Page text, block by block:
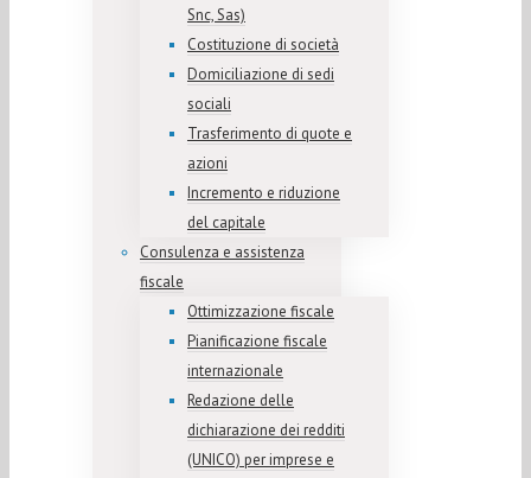
Snc, Sas)
Costituzione di società
Domiciliazione di sedi
sociali
Trasferimento di quote e
azioni
Incremento e riduzione
del capitale
Consulenza e assistenza
fiscale
Ottimizzazione fiscale
Pianificazione fiscale
internazionale
Redazione delle
dichiarazione dei redditi
(UNICO) per imprese e